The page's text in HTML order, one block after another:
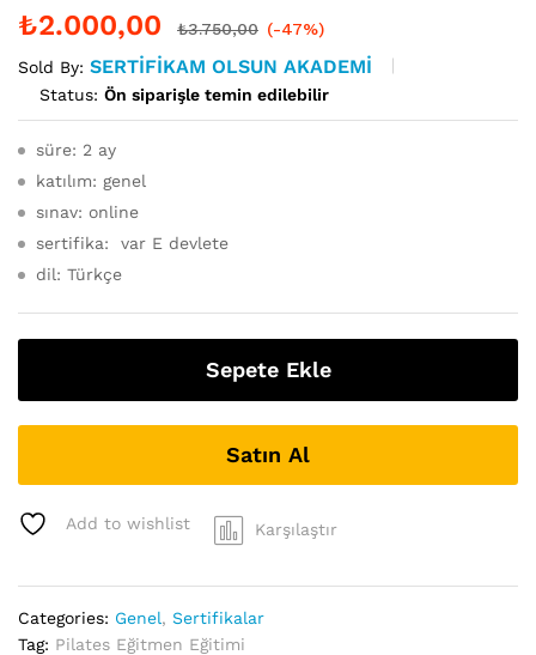
₺2.000,00 ₺3.750,00 (-47%)
Sold By: SERTIFIKAM OLSUN AKADEMI
Status: Ön siparişle temin edilebilir
süre: 2 ay
katılım: genel
sınav: online
sertifika: var E devlete
dil: Türkçe
Sepete Ekle
Satın Al
Add to wishlist Karşılaştır
Categories: Genel, Sertifikalar
Tag: Pilates Eğitmen Eğitimi